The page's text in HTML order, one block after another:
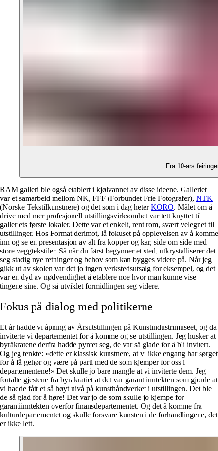
Fra 10-års
RAM galleri ble også etablert i kjølvannet av disse ideene. Galleriet
var et samarbeid mellom NK, FFF (Forbundet Frie Fotografer), NTK
(Norske Tekstilkunstnere) og det som i dag heterKORO. Målet om å
drive med mer profesjonell utstillingsvirksomhet var tett knyttet til
galleriets første lokaler. Dette var et enkelt, rent rom, svært velegnet til
utstillinger. Hos Format derimot, lå fokuset på opplevelsen av å komme
inn og se en presentasjon av alt fra kopper og kar, side om side med
store veggtekstiler. Så når du først begynner et sted, utkrystalliserer det
seg stadig nye retninger og behov som kan bygges videre på. Når jeg
gikk ut av skolen var det jo ingen verkstedsutsalg for eksempel, og det
var en dyd av nødvendighet å etablere noe hvor man kunne vise
tingene sine. Og så utviklet formidlingen seg videre.
Fokus på dialog med politikerne
Et år hadde vi åpning av Årsutstillingen på Kunstindustrimuseet, og da
inviterte vi departementet for å komme og se utstillingen. Jeg husker at
byråkratene derfra hadde pyntet seg, de var så glade for å bli invitert.
Og jeg tenkte: «dette er klassisk kunstnere, at vi ikke engang har sørget
for å få gehør og være på parti med de som kjemper for oss i
departementene!» Det skulle jo bare mangle at vi inviterte dem. Jeg
fortalte gjestene fra byråkratiet at det var garantiinntekten som gjorde at
vi hadde fått et så høyt nivå på kunsthåndverket i utstillingen. Det ble
de så glad for å høre! Det var jo de som skulle jo kjempe for
garantiinntekten overfor finansdepartementet. Og det å komme fra
kulturdepartementet og skulle forsvare kunsten i de forhandlingene, det
er ikke lett.